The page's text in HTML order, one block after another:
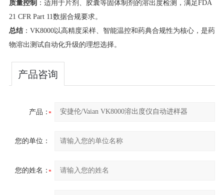
​质量控制​ ​：适用于片剂、胶囊等固体制剂的溶出度检测，满足FDA
21 CFR Part 11数据合规要求。
​总结​​：VK8000以高精度采样、智能温控和药典合规性为核心，是药
物溶出测试自动化升级的理想选择。
产品咨询
产品：
您的单位：
您的姓名：